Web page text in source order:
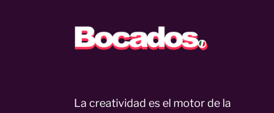
La creatividad es el motor de la